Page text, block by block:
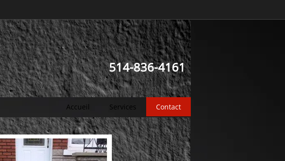
514-836-4161
Accueil Services Contact